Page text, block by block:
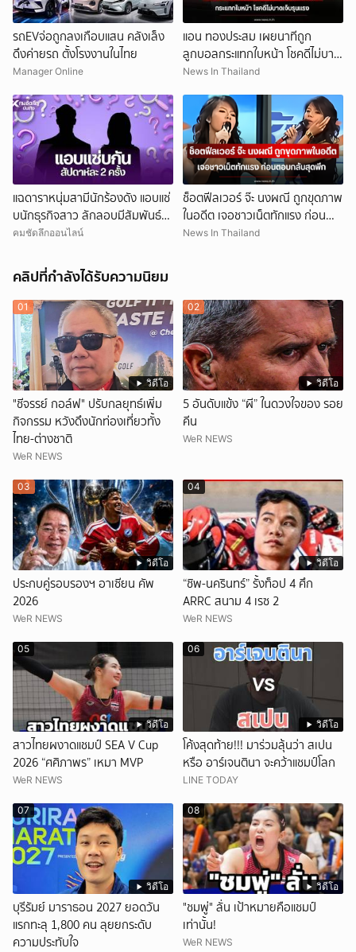
รถEVจ่อถูกลงเกือบแสน คลังเล็ง
ดึงค่ายรถ ตั้งโรงงานในไทย
Manager Online
แอน ทองประสม เผยนาทีถูก
ลูกบอลกระแทกใบหน้า โชคดีไม่บาด
เจ็บรุนแรง
News In Thailand
แฉดาราหนุ่มสามีนักร้องดัง แอบแซ่
บนักธุรกิจสาว ลักลอบมีสัมพันธ์
สัปดาห์ละ 2 ครั้ง
คมชัดลึกออนไลน์
ช็อตฟีลเวอร์ จ๊ะ นงผณี ถูกขุดภาพ
ในอดีต เจอชาวเน็ตทักแรง ก่อน
ตอบกลับสุดพีก
News In Thailand
คลิปที่กำลังได้รับความนิยม
วิดีโอ
01
"ชีจรรย์ กอล์ฟ" ปรับกลยุทธ์เพิ่ม
กิจกรรม หวังดึงนักท่องเที่ยวทั้ง
ไทย-ต่างชาติ
WeR NEWS
วิดีโอ
02
5 อันดับแข้ง “ผี” ในดวงใจของ รอย
คีน
WeR NEWS
วิดีโอ
03
ประกบคู่รอบรองฯ อาเซียน คัพ
2026
WeR NEWS
วิดีโอ
04
“ชิพ-นครินทร์” รั้งท็อป 4 ศึก
ARRC สนาม 4 เรซ 2
WeR NEWS
วิดีโอ
05
สาวไทยผงาดแชมป์ SEA V Cup
2026 “ศศิภาพร” เหมา MVP
WeR NEWS
วิดีโอ
06
โค้งสุดท้าย!!! มาร่วมลุ้นว่า สเปน
หรือ อาร์เจนตินา จะคว้าแชมป์โลก
LINE TODAY
วิดีโอ
07
บุรีรัมย์ มาราธอน 2027 ยอดวัน
แรกทะลุ 1,800 คน ลุยยกระดับ
ความประทับใจ
วิดีโอ
08
"ชมพู่" ลั่น เป้าหมายคือแชมป์
เท่านั้น!
WeR NEWS